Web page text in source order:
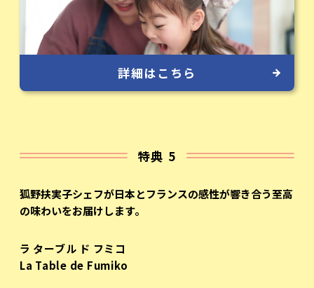
詳細はこちら
特典 5
狐野扶実子シェフが日本とフランスの感性が響き合う至高
の味わいをお届けします。
ラ ターブル ド フミコ
La Table de Fumiko